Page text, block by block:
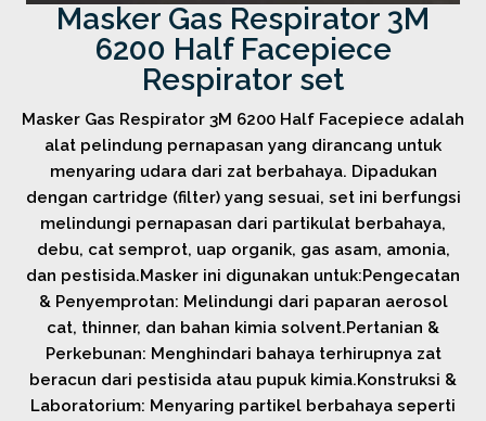
Masker Gas Respirator 3M
6200 Half Facepiece
Respirator set
Masker Gas Respirator 3M 6200 Half Facepiece adalah
alat pelindung pernapasan yang dirancang untuk
menyaring udara dari zat berbahaya. Dipadukan
dengan cartridge (filter) yang sesuai, set ini berfungsi
melindungi pernapasan dari partikulat berbahaya,
debu, cat semprot, uap organik, gas asam, amonia,
dan pestisida.Masker ini digunakan untuk:Pengecatan
& Penyemprotan: Melindungi dari paparan aerosol
cat, thinner, dan bahan kimia solvent.Pertanian &
Perkebunan: Menghindari bahaya terhirupnya zat
beracun dari pestisida atau pupuk kimia.Konstruksi &
Laboratorium: Menyaring partikel berbahaya seperti